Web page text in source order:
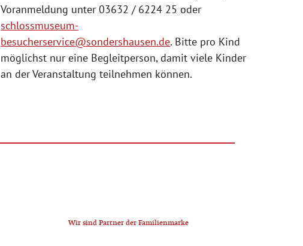
Voranmeldung unter 03632 / 6224 25 oder
schlossmuseum-
besucherservice@sondershausen.de. Bitte pro Kind
möglichst nur eine Begleitperson, damit viele Kinder
an der Veranstaltung teilnehmen können.
Wir sind Partner der Familienmarke